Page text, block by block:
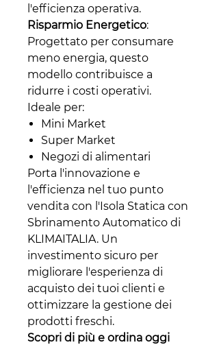
l'efficienza operativa.
Risparmio Energetico:
Progettato per consumare
meno energia, questo
modello contribuisce a
ridurre i costi operativi.
Ideale per:
Mini Market
Super Market
Negozi di alimentari
Porta l'innovazione e
l'efficienza nel tuo punto
vendita con l'Isola Statica con
Sbrinamento Automatico di
KLIMAITALIA. Un
investimento sicuro per
migliorare l'esperienza di
acquisto dei tuoi clienti e
ottimizzare la gestione dei
prodotti freschi.
Scopri di più e ordina oggi